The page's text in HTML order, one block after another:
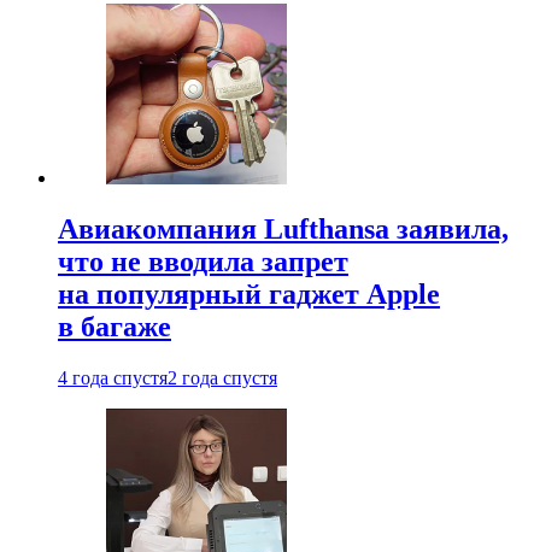
Авиакомпания Lufthansa заявила,
что не вводила запрет
на популярный гаджет Apple
в багаже
4 года спустя2 года спустя